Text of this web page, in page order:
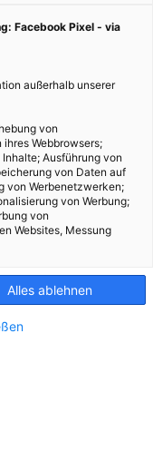
Facebook Pixel - via
außerhalb unserer
von
Webbrowsers;
Ausführung von
von Daten auf
von Werbenetzwerken;
von Werbung;
von
Websites, Messung
Alles ablehnen